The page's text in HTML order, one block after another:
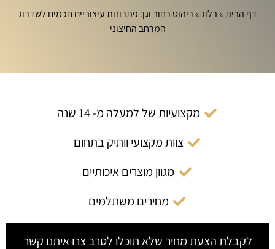
דף הבית»בלוג»ריהוט רחוב וגן: פתרונות עיצוביים חכמים לשדרוג
המרחב החיצוני
מקצועיות של למעלה מ- 14 שנה
צוות מקצועי וותיק בתחום
מגוון מוצרים איכותיים
מחירים משתלמים
לקבלת הצעת מחיר שלא תוכלו לסרב צרו איתנו קשר